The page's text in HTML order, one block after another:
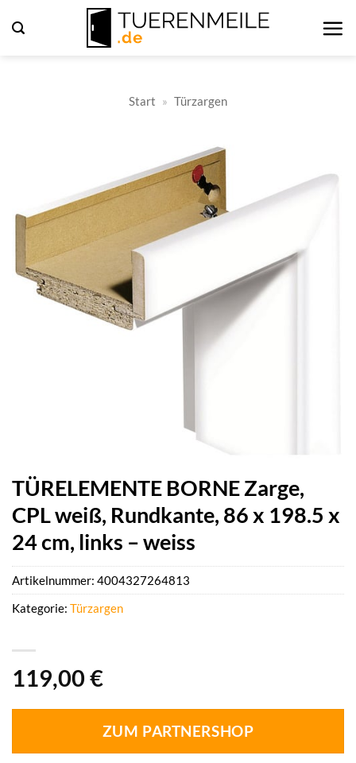
Inhalt
Start » Türzargen
TÜRELEMENTE BORNE Zarge,
CPL weiß, Rundkante, 86 x 198.5 x
24 cm, links – weiss
119,00 €
ZUM PARTNERSHOP
Artikelnummer: 4004327264813
Kategorie: Türzargen